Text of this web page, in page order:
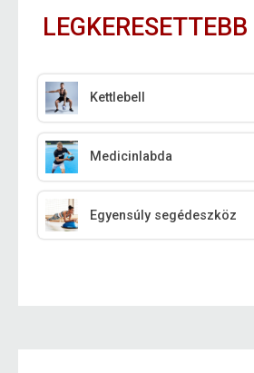
Kettlebell
Medicinlabda
Egyensúly segédeszköz